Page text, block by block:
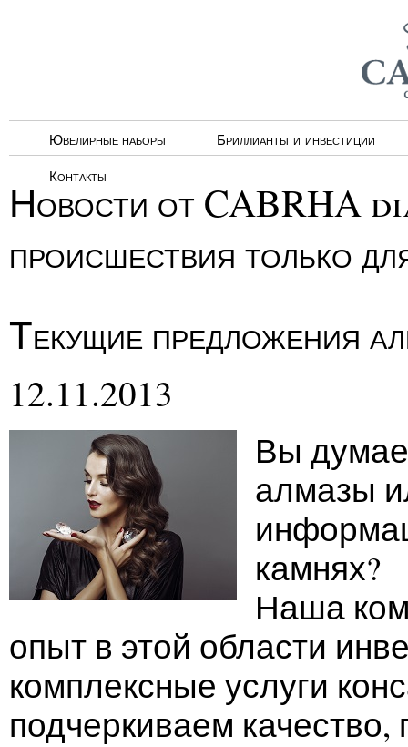
Ювелирные наборы
Бриллианты и инвестиции
Контакты
Новости от CABRHA
происшествия только
Текущие предложения
12.11.2013
Вы
алмазы
камнях?
Наша
опыт в этой области
комплексные услуги
подчеркиваем качество,